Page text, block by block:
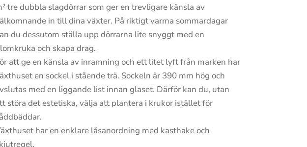
tre dubbla slagdörrar som ger en trevligare känsla av
in till dina växter. På riktigt varma sommardagar
du dessutom ställa upp dörrarna lite snyggt med en
och skapa drag.
att ge en känsla av inramning och ett litet lyft från marken har
en sockel i stående trä. Sockeln är 390 mm hög och
med en liggande list innan glaset. Därför kan du, utan
störa det estetiska, välja att plantera i krukor istället för
har en enklare låsanordning med kasthake och